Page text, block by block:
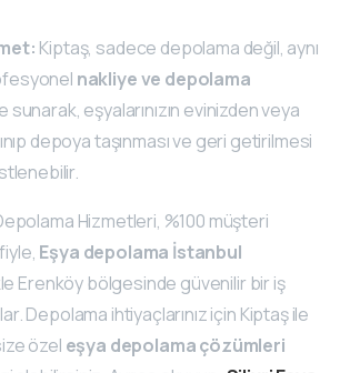
Kiptaş, sadece depolama değil, aynı
nakliye ve depolama
sunarak, eşyalarınızın evinizden veya
depoya taşınması ve geri getirilmesi
Hizmetleri, %100 müşteri
Eşya depolama İstanbul
Erenköy bölgesinde güvenilir bir iş
Depolama ihtiyaçlarınız için Kiptaş ile
özel eşya depolama çözümleri